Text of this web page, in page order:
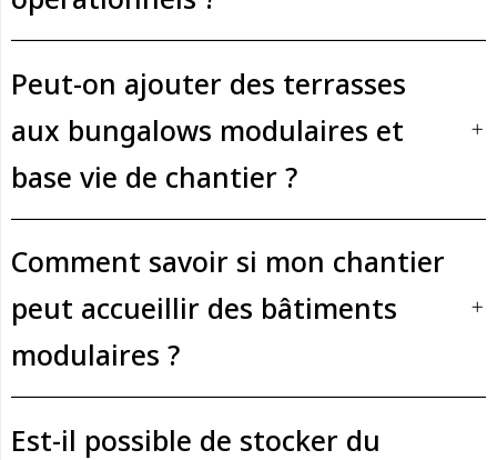
Peut-on ajouter des terrasses
aux bungalows modulaires et
base vie de chantier ?
Comment savoir si mon chantier
peut accueillir des bâtiments
modulaires ?
Est-il possible de stocker du